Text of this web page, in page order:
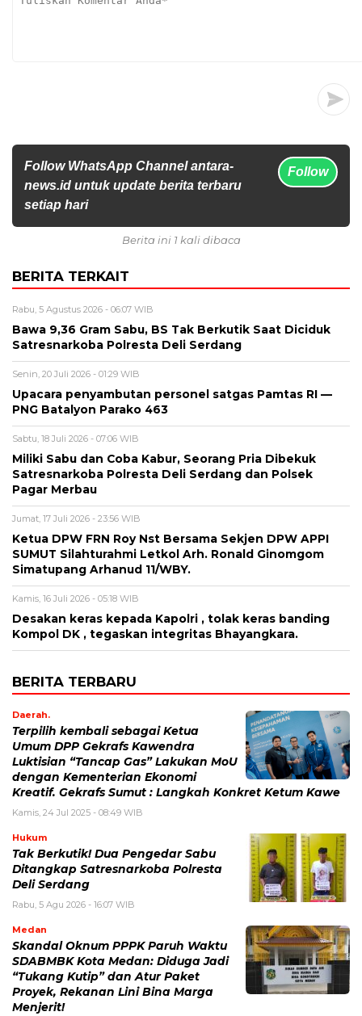
Follow WhatsApp Channel antara-
news.id untuk update berita terbaru
setiap hari
Follow
Berita ini 1 kali dibaca
BERITA TERKAIT
Rabu, 5 Agustus 2026 - 06:07 WIB
Bawa 9,36 Gram Sabu, BS Tak Berkutik Saat Diciduk
Satresnarkoba Polresta Deli Serdang
Senin, 20 Juli 2026 - 01:29 WIB
Upacara penyambutan personel satgas Pamtas RI —
PNG Batalyon Parako 463
Sabtu, 18 Juli 2026 - 07:06 WIB
Miliki Sabu dan Coba Kabur, Seorang Pria Dibekuk
Satresnarkoba Polresta Deli Serdang dan Polsek
Pagar Merbau
Jumat, 17 Juli 2026 - 23:56 WIB
Ketua DPW FRN Roy Nst Bersama Sekjen DPW APPI
SUMUT Silahturahmi Letkol Arh. Ronald Ginomgom
Simatupang Arhanud 11/WBY.
Kamis, 16 Juli 2026 - 05:18 WIB
Desakan keras kepada Kapolri , tolak keras banding
Kompol DK , tegaskan integritas Bhayangkara.
BERITA TERBARU
Daerah.
Terpilih kembali sebagai Ketua
Umum DPP Gekrafs Kawendra
Luktisian “Tancap Gas” Lakukan MoU
dengan Kementerian Ekonomi
Kreatif. Gekrafs Sumut : Langkah Konkret Ketum Kawe
Kamis, 24 Jul 2025 - 08:49 WIB
Hukum
Tak Berkutik! Dua Pengedar Sabu
Ditangkap Satresnarkoba Polresta
Deli Serdang
Rabu, 5 Agu 2026 - 16:07 WIB
Medan
Skandal Oknum PPPK Paruh Waktu
SDABMBK Kota Medan: Diduga Jadi
“Tukang Kutip” dan Atur Paket
Proyek, Rekanan Lini Bina Marga
Menjerit!